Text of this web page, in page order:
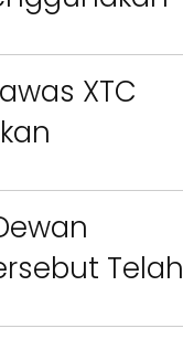
Slogan
XTC
Road”
Telah